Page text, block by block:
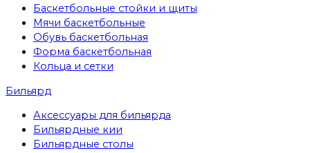
Баскетбольные стойки и щиты
Мячи баскетбольные
Обувь баскетбольная
Форма баскетбольная
Кольца и сетки
Бильярд
Аксессуары для бильярда
Бильярдные кии
Бильярдные столы